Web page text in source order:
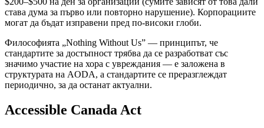
става дума за първо или повторно нарушение). Корпорациите
могат да бъдат изправени пред по-високи глоби.
Философията „Nothing Without Us” — принципът, че
стандартите за достъпност трябва да се разработват със
значимо участие на хора с увреждания — е заложена в
структурата на AODA, а стандартите се преразглеждат
периодично, за да останат актуални.
Accessible Canada Act